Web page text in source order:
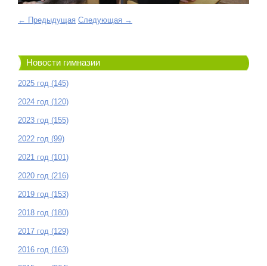
← Предыдущая Следующая →
Новости гимназии
2025 год (145)
2024 год (120)
2023 год (155)
2022 год (99)
2021 год (101)
2020 год (216)
2019 год (153)
2018 год (180)
2017 год (129)
2016 год (163)